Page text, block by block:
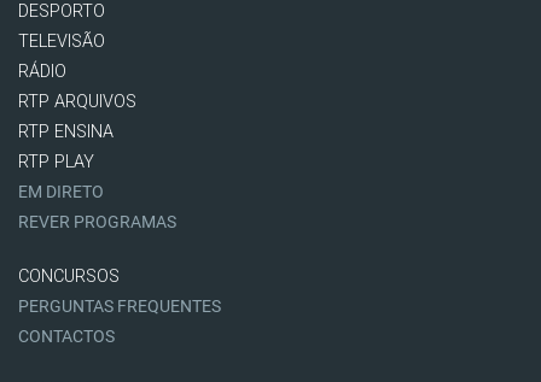
DESPORTO
TELEVISÃO
RÁDIO
RTP ARQUIVOS
RTP ENSINA
RTP PLAY
EM DIRETO
REVER PROGRAMAS
CONCURSOS
PERGUNTAS FREQUENTES
CONTACTOS